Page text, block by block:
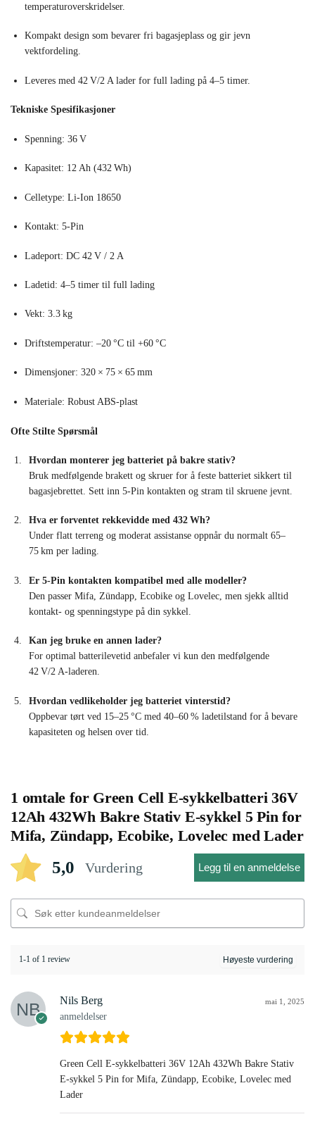
temperaturoverskridelser.
Kompakt design som bevarer fri bagasjeplass og gir jevn
vektfordeling.
Leveres med 42 V/2 A lader for full lading på 4–5 timer.
Tekniske Spesifikasjoner
Spenning: 36 V
Kapasitet: 12 Ah (432 Wh)
Celletype: Li‑Ion 18650
Kontakt: 5‑Pin
Ladeport: DC 42 V / 2 A
Ladetid: 4–5 timer til full lading
Vekt: 3.3 kg
Driftstemperatur: –20 °C til +60 °C
Dimensjoner: 320 × 75 × 65 mm
Materiale: Robust ABS-plast
Ofte Stilte Spørsmål
Hvordan monterer jeg batteriet på bakre stativ?
Bruk medfølgende brakett og skruer for å feste batteriet sikkert til
bagasjebrettet. Sett inn 5‑Pin kontakten og stram til skruene jevnt.
Hva er forventet rekkevidde med 432 Wh?
Under flatt terreng og moderat assistanse oppnår du normalt 65–
75 km per lading.
Er 5‑Pin kontakten kompatibel med alle modeller?
Den passer Mifa, Zündapp, Ecobike og Lovelec, men sjekk alltid
kontakt- og spenningstype på din sykkel.
Kan jeg bruke en annen lader?
For optimal batterilevetid anbefaler vi kun den medfølgende
42 V/2 A-laderen.
Hvordan vedlikeholder jeg batteriet vinterstid?
Oppbevar tørt ved 15–25 °C med 40–60 % ladetilstand for å bevare
kapasiteten og helsen over tid.
1 omtale for Green Cell E-sykkelbatteri 36V
12Ah 432Wh Bakre Stativ E-sykkel 5 Pin for
Mifa, Zündapp, Ecobike, Lovelec med Lader
5,0 Vurdering Legg til en anmeldelse
1-1 of 1 review
Nils Berg
anmeldelser
mai 1, 2025
Green Cell E-sykkelbatteri 36V 12Ah 432Wh Bakre Stativ
E-sykkel 5 Pin for Mifa, Zündapp, Ecobike, Lovelec med
Lader